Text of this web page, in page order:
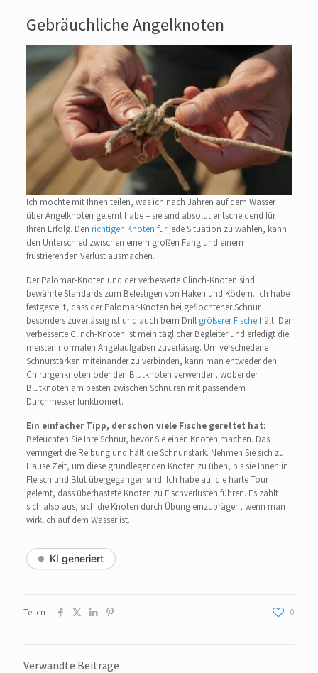
Gebräuchliche Angelknoten
Ich möchte mit Ihnen teilen, was ich nach Jahren auf dem Wasser
über Angelknoten gelernt habe – sie sind absolut entscheidend für
Ihren Erfolg. Den richtigen Knoten für jede Situation zu wählen, kann
den Unterschied zwischen einem großen Fang und einem
frustrierenden Verlust ausmachen.
Der Palomar-Knoten und der verbesserte Clinch-Knoten sind
bewährte Standards zum Befestigen von Haken und Ködern. Ich habe
festgestellt, dass der Palomar-Knoten bei geflochtener Schnur
besonders zuverlässig ist und auch beim Drill größerer Fischehält. Der
verbesserte Clinch-Knoten ist mein täglicher Begleiter und erledigt die
meisten normalen Angelaufgaben zuverlässig. Um verschiedene
Schnurstärken miteinander zu verbinden, kann man entweder den
Chirurgenknoten oder den Blutknoten verwenden, wobei der
Blutknoten am besten zwischen Schnüren mit passendem
Durchmesser funktioniert.
Ein einfacher Tipp, der schon viele Fische gerettet hat:
Befeuchten Sie Ihre Schnur, bevor Sie einen Knoten machen. Das
verringert die Reibung und hält die Schnur stark. Nehmen Sie sich zu
Hause Zeit, um diese grundlegenden Knoten zu üben, bis sie Ihnen in
Fleisch und Blut übergegangen sind. Ich habe auf die harte Tour
gelernt, dass überhastete Knoten zu Fischverlusten führen. Es zahlt
sich also aus, sich die Knoten durch Übung einzuprägen, wenn man
wirklich auf dem Wasser ist.
KI generiert
Teilen 0
Verwandte Beiträge